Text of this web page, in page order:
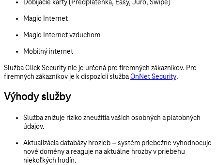
Dobíjacie karty (Predplatenka, Easy, Juro, Swipe)
Magio Internet
Magio Internet vzduchom
Mobilný internet
Služba Click Security nie je určená pre firemných zákazníkov. Pre
firemných zákazníkov je k dispozícii službaOnNet Security.
Výhody služby
Služba znižuje riziko zneužitiavašich osobných a platobných
údajov.
Aktualizácia databázy hrozieb– systém priebežne vyhodnocuje
nové domény a reaguje na aktuálne hrozby v priebehu
niekoľkých hodín.